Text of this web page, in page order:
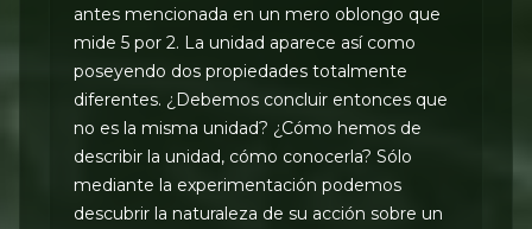
antes mencionada en un mero oblongo que
mide 5 por 2. La unidad aparece así como
poseyendo dos propiedades totalmente
diferentes. ¿Debemos concluir entonces que
no es la misma unidad? ¿Cómo hemos de
describir la unidad, cómo conocerla? Sólo
mediante la experimentación podemos
descubrir la naturaleza de su acción sobre un